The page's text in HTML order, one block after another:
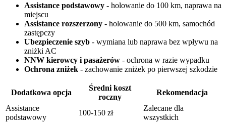
Assistance podstawowy - holowanie do 100 km, naprawa na
miejscu
Assistance rozszerzony - holowanie do 500 km, samochód
zastępczy
Ubezpieczenie szyb - wymiana lub naprawa bez wpływu na
zniżki AC
NNW kierowcy i pasażerów - ochrona w razie wypadku
Ochrona zniżek - zachowanie zniżek po pierwszej szkodzie
Dodatkowa opcja
Średni koszt
roczny
Rekomendacja
Assistance
podstawowy
100-150 zł
Zalecane dla
wszystkich